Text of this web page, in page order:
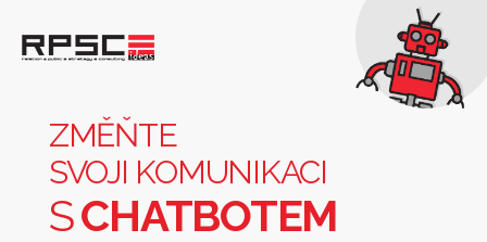
komunikaci
chatbotem
ZMĚŇTE
SVOJI KOMUNIKACI
SCHATBOTEM